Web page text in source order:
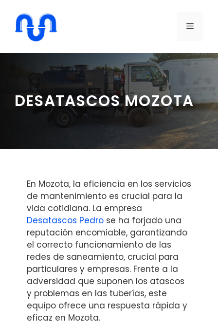
contenido
MENÚ
DESATASCOS MOZOTA
En Mozota, la eficiencia en los servicios
de mantenimiento es crucial para la
vida cotidiana. La empresa
Desatascos Pedro se ha forjado una
reputación encomiable, garantizando
el correcto funcionamiento de las
redes de saneamiento, crucial para
particulares y empresas. Frente a la
adversidad que suponen los atascos
y problemas en las tuberías, este
equipo ofrece una respuesta rápida y
eficaz en Mozota.